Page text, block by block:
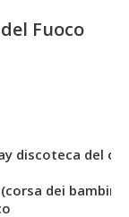
Fuoco
discoteca del
dei bambini)